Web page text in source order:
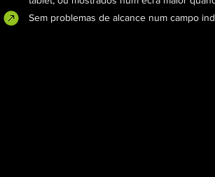
Sem problemas de alcance num campo